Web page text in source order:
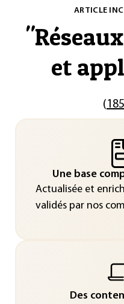
ARTICLE
"
et
(
Une base
Actualisée et
validés par nos
Des